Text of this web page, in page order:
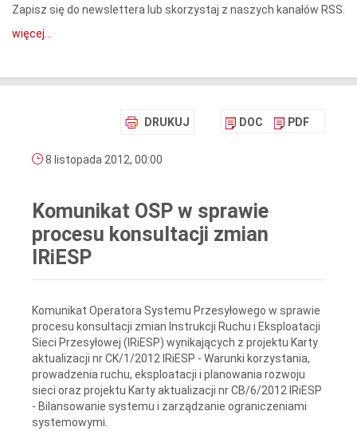
Zapisz się do newslettera lub skorzystaj z naszych kanałów RSS.
więcej...
DRUKUJ DOC PDF
8 listopada 2012, 00:00
Komunikat OSP w sprawie
procesu konsultacji zmian
IRiESP
Komunikat Operatora Systemu Przesyłowego w sprawie
procesu konsultacji zmian Instrukcji Ruchu i Eksploatacji
Sieci Przesyłowej (IRiESP) wynikających z projektu Karty
aktualizacji nr CK/1/2012 IRiESP - Warunki korzystania,
prowadzenia ruchu, eksploatacji i planowania rozwoju
sieci oraz projektu Karty aktualizacji nr CB/6/2012 IRiESP
- Bilansowanie systemu i zarządzanie ograniczeniami
systemowymi.